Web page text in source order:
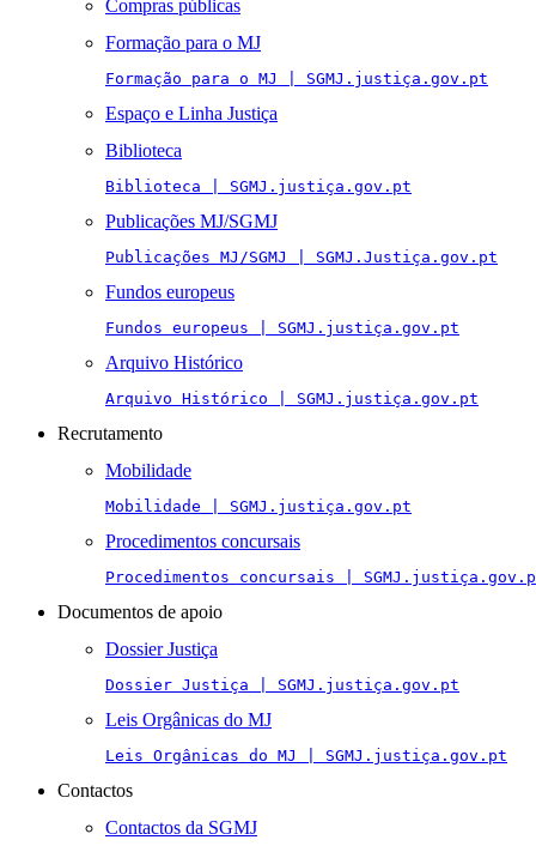
Compras públicas
Formação para o MJ
Formação para o MJ | SGMJ.justiça.gov.pt
Espaço e Linha Justiça
Biblioteca
Biblioteca | SGMJ.justiça.gov.pt
Publicações MJ/SGMJ
Publicações MJ/SGMJ | SGMJ.Justiça.gov.pt
Fundos europeus
Fundos europeus | SGMJ.justiça.gov.pt
Arquivo Histórico
Arquivo Histórico | SGMJ.justiça.gov.pt
Recrutamento
Mobilidade
Mobilidade | SGMJ.justiça.gov.pt
Procedimentos concursais
Procedimentos concursais |
Documentos de apoio
Dossier Justiça
Dossier Justiça | SGMJ.justiça.gov.pt
Leis Orgânicas do MJ
Leis Orgânicas do MJ | SGMJ.justiça.gov.pt
Contactos
Contactos da SGMJ